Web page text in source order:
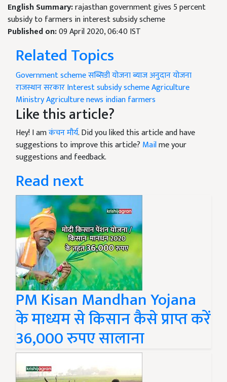
English Summary:rajasthan government gives 5 percent
subsidy to farmers in interest subsidy scheme
Published on:09 April 2020, 06:40 IST
Related Topics
Government schemeसब्सिडी योजनाब्याज अनुदान योजना
राजस्थान सरकारInterest subsidy schemeAgriculture
MinistryAgriculture news indian farmers
Like this article?
Hey! I amकंचन मौर्य. Did you liked this article and have
suggestions to improve this article? Mailme your
suggestions and feedback.
Read next
PM Kisan Mandhan Yojana
के माध्यम से किसान कैसे प्राप्त करें
36,000 रुपए सालाना